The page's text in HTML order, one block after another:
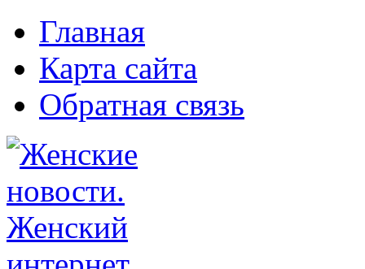
Главная
Карта сайта
Обратная связь